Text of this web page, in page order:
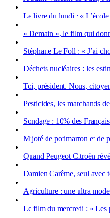
Le livre du lundi : « L’école
« Demain », le film qui
Stéphane Le Foll : « J’ai
Déchets nucléaires : les
Toi, président. Nous,
Pesticides, les marchands
Sondage : 10% des
Mijoté de potimarron et de
Quand Peugeot Citroën
Damien Carême, seul avec
Agriculture : une ultra
Le film du mercredi : « Les